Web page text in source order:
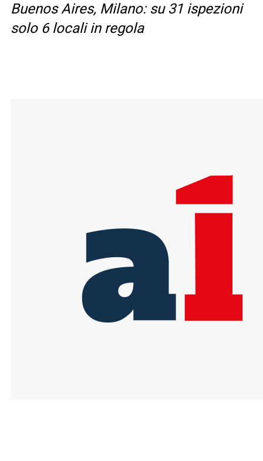
Buenos Aires, Milano: su 31 ispezioni
solo 6 locali in regola